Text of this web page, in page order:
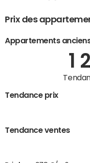
Prix des
Appartements
1
Tendance prix
Tendance ventes